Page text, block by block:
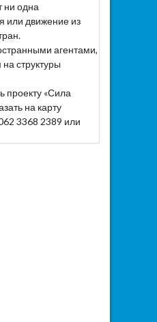
ни одна
или движение из
агентами,
структуры
«Сила
на карту
3368 2389 или